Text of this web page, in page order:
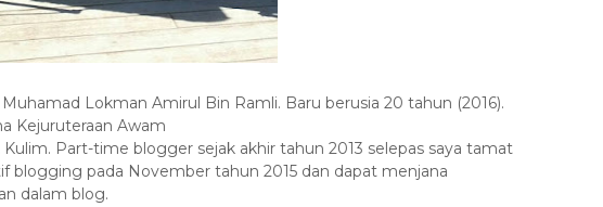
Lokman Amirul Bin Ramli. Baru berusia 20 tahun (2016).
Kejuruteraan Awam
Part-time blogger sejak akhir tahun 2013 selepas saya tamat
blogging pada November tahun 2015 dan dapat menjana
dalam blog.